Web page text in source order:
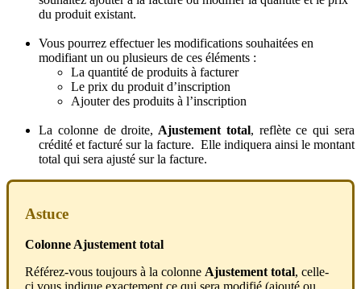
du produit existant.
Vous pourrez effectuer les modifications souhaitées en
modifiant un ou plusieurs de ces éléments :
La quantité de produits à facturer
Le prix du produit d’inscription
Ajouter des produits à l’inscription
La colonne de droite, Ajustement total, reflète ce qui sera
crédité et facturé sur la facture. Elle indiquera ainsi le montant
total qui sera ajusté sur la facture.
Astuce
ColonneAjustement total
Référez-vous toujours à la colonne Ajustement total, celle-